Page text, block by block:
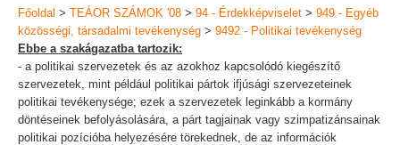
TEÁOR SZÁMOK '08
ENGEDÉLYKÖTELES
KAPCSOLAT
IRODÁK
Főoldal > TEÁOR SZÁMOK '08 > 94 - Érdekképviselet > 949 - Egyéb
közösségi, társadalmi tevékenység > 9492 - Politikai tevékenység
Ebbe a szakágazatba tartozik:
- a politikai szervezetek és az azokhoz kapcsolódó kiegészítő
szervezetek, mint például politikai pártok ifjúsági szervezeteinek
politikai tevékenysége; ezek a szervezetek leginkább a kormány
döntéseinek befolyásolására, a párt tagjainak vagy szimpatizánsainak
politikai pozícióba helyezésére törekednek, de az információk